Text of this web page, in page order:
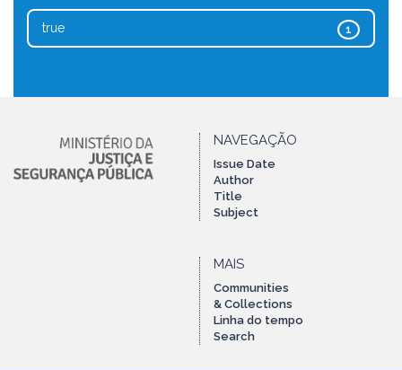
1
true
NAVEGAÇÃO
Issue Date
Author
Title
Subject
MAIS
Communities
& Collections
Linha do tempo
Search